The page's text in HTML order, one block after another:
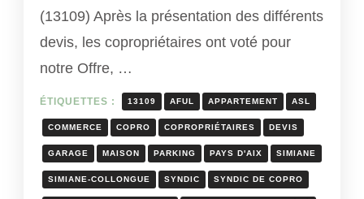
(13109) Après la présentation des différents
devis, les copropriétaires ont voté pour
notre Offre, …
ÉTIQUETTES : 13109 AFUL APPARTEMENT ASL
COMMERCE COPRO COPROPRIÉTAIRES DEVIS
GARAGE MAISON PARKING PAYS D'AIX SIMIANE
SIMIANE-COLLONGUE SYNDIC SYNDIC DE COPRO